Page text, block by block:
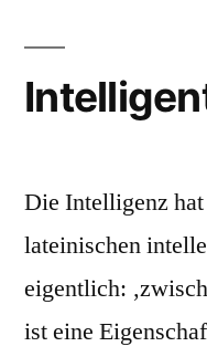
Die Intelligenz
lateinischen
eigentlich:
ist eine